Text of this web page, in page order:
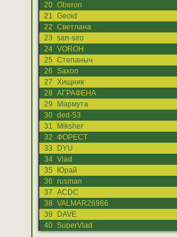
20 Oberon
21 Geoid
22 Светлана
23 san-siro
24 VOROH
25 Степаныч
26 Saxon
27 Хищник
28 АГРАФЕНА
29
Мармута
30 ded-53
31
Miksher
32 ФОРЕСТ
33
DYU
34 Vlad
35
Юрай
36 rusman
37 ACDC
38 VALMAR26986
39
DAVE
40 SuperVlad